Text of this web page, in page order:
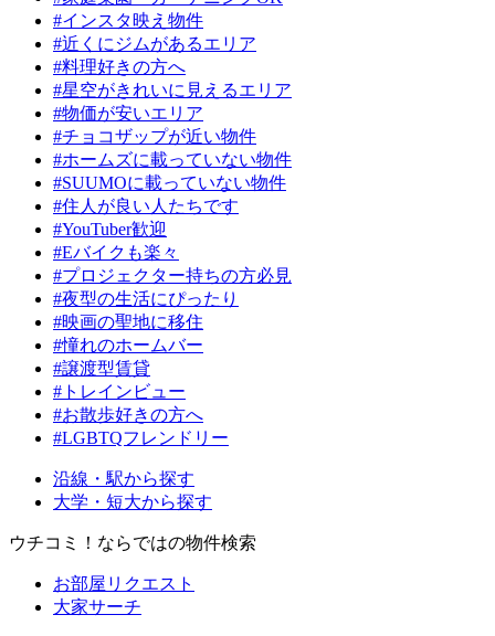
#インスタ映え物件
#近くにジムがあるエリア
#料理好きの方へ
#星空がきれいに見えるエリア
#物価が安いエリア
#チョコザップが近い物件
#ホームズに載っていない物件
#SUUMOに載っていない物件
#住人が良い人たちです
#YouTuber歓迎
#Eバイクも楽々
#プロジェクター持ちの方必見
#夜型の生活にぴったり
#映画の聖地に移住
#憧れのホームバー
#譲渡型賃貸
#トレインビュー
#お散歩好きの方へ
#LGBTQフレンドリー
沿線・駅から探す
大学・短大から探す
ウチコミ！ならではの物件検索
お部屋リクエスト
大家サーチ